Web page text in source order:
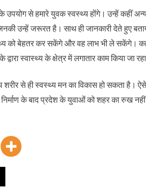
जिम:
रेखा
आर्या
से हमारे युवक स्वस्थ्य होंगे। उन्हें कहीं
उन्हें जरूरत है। साथ ही जानकारी देते हुए
को बेहतर कर सकेंगे और वह लाभ भी ले सकेंगे।
स्वास्थ्य के क्षेत्र में लगातार काम किया जा
शरीर से ही स्वस्थ्य मन का विकास हो सकता
के बाद प्रदेश के युवाओं को शहर का रुख